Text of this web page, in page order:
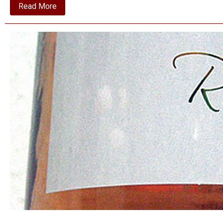
Read Moreabout
2008
Supernova
–
werk2